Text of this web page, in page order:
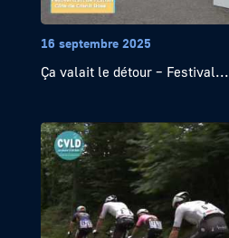
16 septembre 2025
Ça valait le détour – Festival...